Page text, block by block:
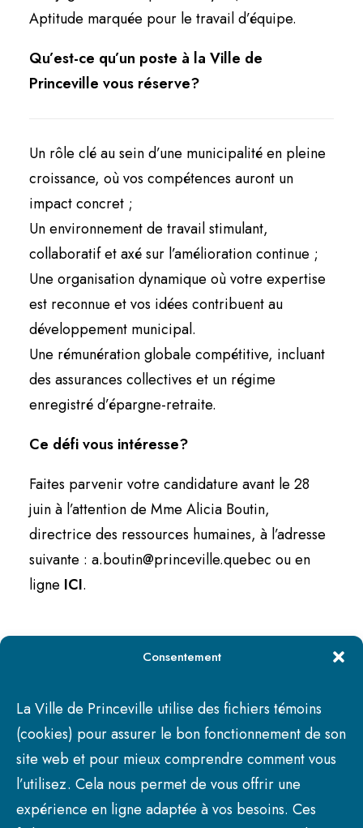
Consentement
La Ville de Princeville utilise des fichiers témoins
(cookies) pour assurer le bon fonctionnement de son
site web et pour mieux comprendre comment vous
l’utilisez. Cela nous permet de vous offrir une
expérience en ligne adaptée à vos besoins. Ces
Aptitude marquée pour le travail d’équipe.
Qu’est-ce qu’un poste à la Ville de
Princeville vous réserve?
Un rôle clé au sein d’une municipalité en pleine
croissance, où vos compétences auront un
impact concret ;
Un environnement de travail stimulant,
collaboratif et axé sur l’amélioration continue ;
Une organisation dynamique où votre expertise
est reconnue et vos idées contribuent au
développement municipal.
Une rémunération globale compétitive, incluant
des assurances collectives et un régime
enregistré d’épargne-retraite.
Ce défi vous intéresse?
Faites parvenir votre candidature avant le 28
juin à l’attention de Mme Alicia Boutin,
directrice des ressources humaines, à l’adresse
suivante : a.boutin@princeville.quebec ou en
ligne ICI.